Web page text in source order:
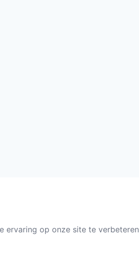
ervaring op onze site te verbeteren